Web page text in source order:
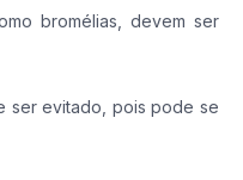
bromélias, devem ser
ser evitado, pois pode se